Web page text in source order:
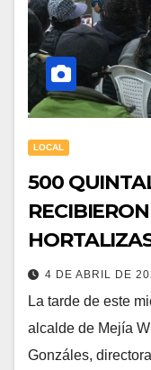
LOCAL
500
4 DE ABRIL DE
La tarde de este
alcalde de Mejía
Gonzáles,